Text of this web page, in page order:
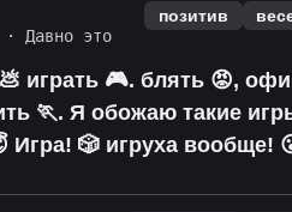
·
Давно это
позитив
играть 🎮. блять 😡,
🏃. Я обожаю такие
Игра! 🎲 игруха вообще!